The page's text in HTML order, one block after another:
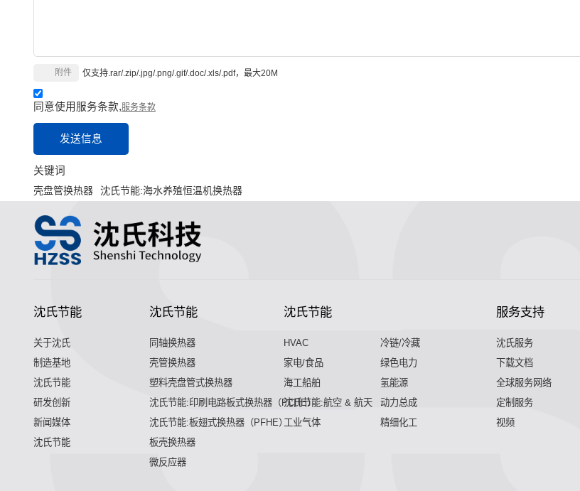
仅支持.rar/.zip/.jpg/.png/.gif/.doc/.xls/.pdf，最大20M
附件
同意使用服务条款,服务条款
发送信息
关键词
壳盘管换热器
沈氏节能:海水养殖恒温机换热器
沈氏节能
关于沈氏
制造基地
沈氏节能
研发创新
新闻媒体
沈氏节能
沈氏节能
同轴换热器
壳管换热器
塑料壳盘管式换热器
沈氏节能:印刷电路板式换热器（PCHE）
沈氏节能:板翅式换热器（PFHE）
板壳换热器
微反应器
沈氏节能
HVAC
冷链/冷藏
家电/食品
绿色电力
海工船舶
氢能源
沈氏节能:航空 & 航天
动力总成
工业气体
精细化工
服务支持
沈氏服务
下载文档
全球服务网络
定制服务
视频